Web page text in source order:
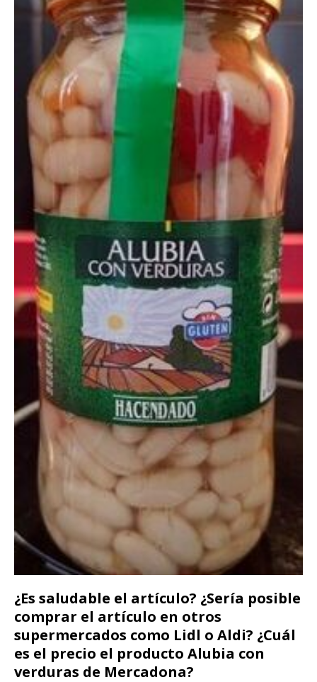
¿Es saludable el artículo? ¿Sería posible
comprar el artículo en otros
supermercados como Lidl o Aldi? ¿Cuál
es el precio el producto Alubia con
verduras de Mercadona?